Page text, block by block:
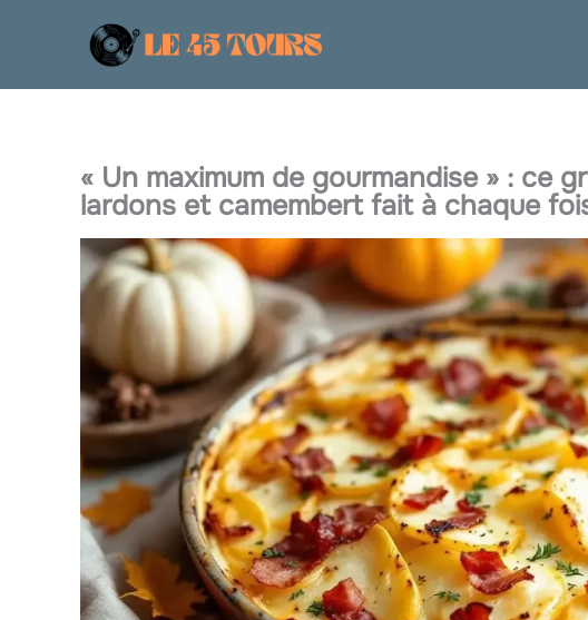
« Un maximum de gourmandise » : ce
lardons et camembert fait à chaque